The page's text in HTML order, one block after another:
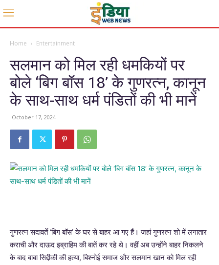
Home Entertainment
सलमान को मिल रही धमकियों पर
बोले ‘बिग बॉस 18’ के गुणरत्न, कानून
के साथ-साथ धर्म पंडितों की भी मानें
October 17, 2024
गुणरत्न सदावर्ते ‘बिग बाॅस’ के घर से बाहर आ गए हैं। जहां गुणरत्न शो में लगातार
कराची और दाऊद इब्राहिम की बातें कर रहे थे। वहीं अब उन्होंने बाहर निकलने
के बाद बाबा सिद्दीकी की हत्या, बिश्नोई समाज और सलमान खान को मिल रही